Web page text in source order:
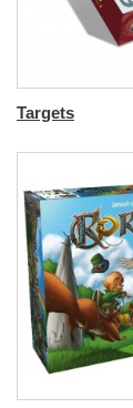
Targets